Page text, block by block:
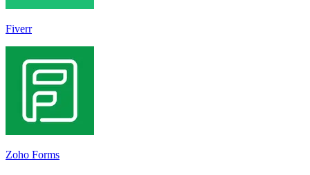
Fiverr
Zoho Forms